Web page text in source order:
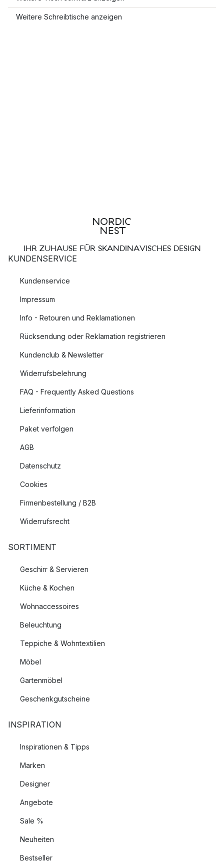
Weitere Schreibtische anzeigen
IHR ZUHAUSE FÜR SKANDINAVISCHES DESIGN
KUNDENSERVICE
Kundenservice
Impressum
Info - Retouren und Reklamationen
Rücksendung oder Reklamation registrieren
Kundenclub & Newsletter
Widerrufsbelehrung
FAQ - Frequently Asked Questions
Lieferinformation
Paket verfolgen
AGB
Datenschutz
Cookies
Firmenbestellung / B2B
Widerrufsrecht
SORTIMENT
Geschirr & Servieren
Küche & Kochen
Wohnaccessoires
Beleuchtung
Teppiche & Wohntextilien
Möbel
Gartenmöbel
Geschenkgutscheine
INSPIRATION
Inspirationen & Tipps
Marken
Designer
Angebote
Sale %
Neuheiten
Bestseller